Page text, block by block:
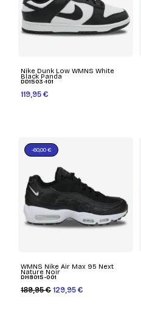
Nike Dunk Low WMNS White
Black Panda
DD1503-101
119,95 €
WMNS Nike Air Max 95 Next
Nature Noir
DH8015-001
189,95 € 129,95 €
-60,00 €